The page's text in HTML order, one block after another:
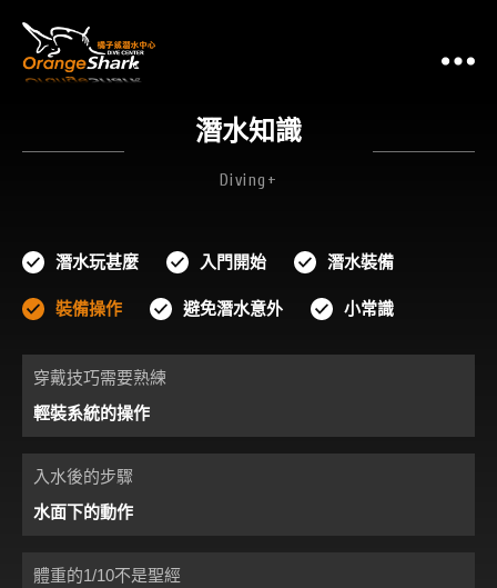
潛水知識
Diving+
潛水玩甚麼 入門開始 潛水裝備
裝備操作 避免潛水意外 小常識
穿戴技巧需要熟練
輕裝系統的操作
入水後的步驟
水面下的動作
體重的1/10不是聖經